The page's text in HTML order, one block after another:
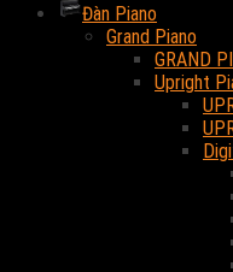
Đàn Piano
Grand Piano
GRAND
Upright